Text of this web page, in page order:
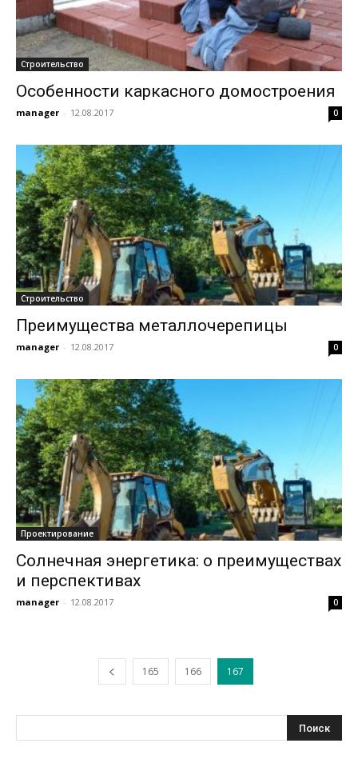
Строительство
Особенности каркасного домостроения
manager - 12.08.2017 0
Строительство
Преимущества металлочерепицы
manager - 12.08.2017 0
Проектирование
Солнечная энергетика: о преимуществах
и перспективах
manager - 12.08.2017 0
165 166 167